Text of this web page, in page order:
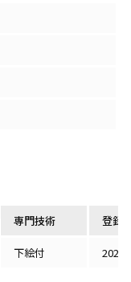
専門技術 登録
下絵付 2025